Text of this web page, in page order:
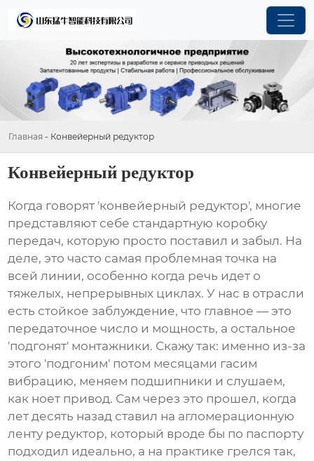
Главная - Конвейерный редуктор
Конвейерный редуктор
Когда говорят 'конвейерный редуктор', многие
представляют себе стандартную коробку
передач, которую просто поставил и забыл. На
деле, это часто самая проблемная точка на
всей линии, особенно когда речь идет о
тяжелых, непрерывных циклах. У нас в отрасли
есть стойкое заблуждение, что главное — это
передаточное число и мощность, а остальное
'подгонят' монтажники. Скажу так: именно из-за
этого 'подгоним' потом месяцами гасим
вибрацию, меняем подшипники и слушаем,
как ноет привод. Сам через это прошел, когда
лет десять назад ставил на агломерационную
ленту редуктор, который вроде бы по паспорту
подходил идеально, а на практике грелся так,